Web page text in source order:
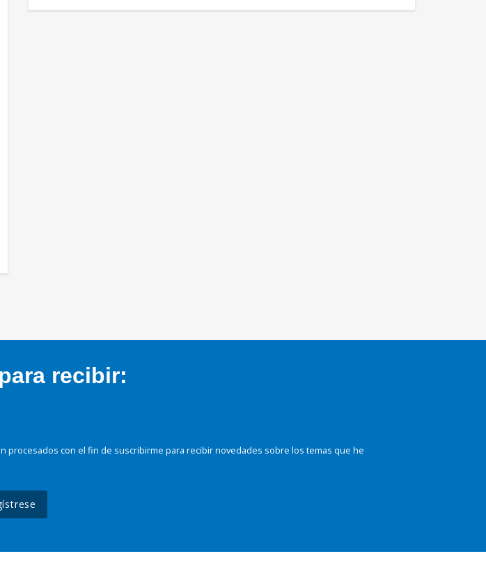
recibir:
procesados con el fin de suscribirme para recibir novedades sobre los temas que he